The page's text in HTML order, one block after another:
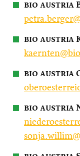
bio austria
bio austria
bio austria
bio austria